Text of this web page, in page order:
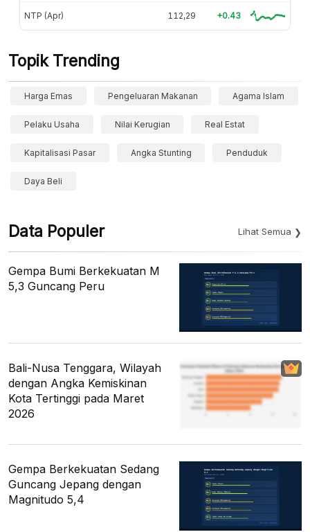
NTP (Apr) 112,29 +0.43
Topik Trending
Harga Emas Pengeluaran Makanan Agama Islam
Pelaku Usaha Nilai Kerugian Real Estat
Kapitalisasi Pasar Angka Stunting Penduduk
Daya Beli
Data Populer Lihat Semua
Gempa Bumi Berkekuatan M
5,3 Guncang Peru
Bali-Nusa Tenggara, Wilayah
dengan Angka Kemiskinan
Kota Tertinggi pada Maret
2026
Gempa Berkekuatan Sedang
Guncang Jepang dengan
Magnitudo 5,4